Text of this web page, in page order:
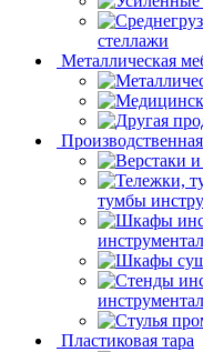
стеллажи
Металлическая
тумбы
Пластиковая тара